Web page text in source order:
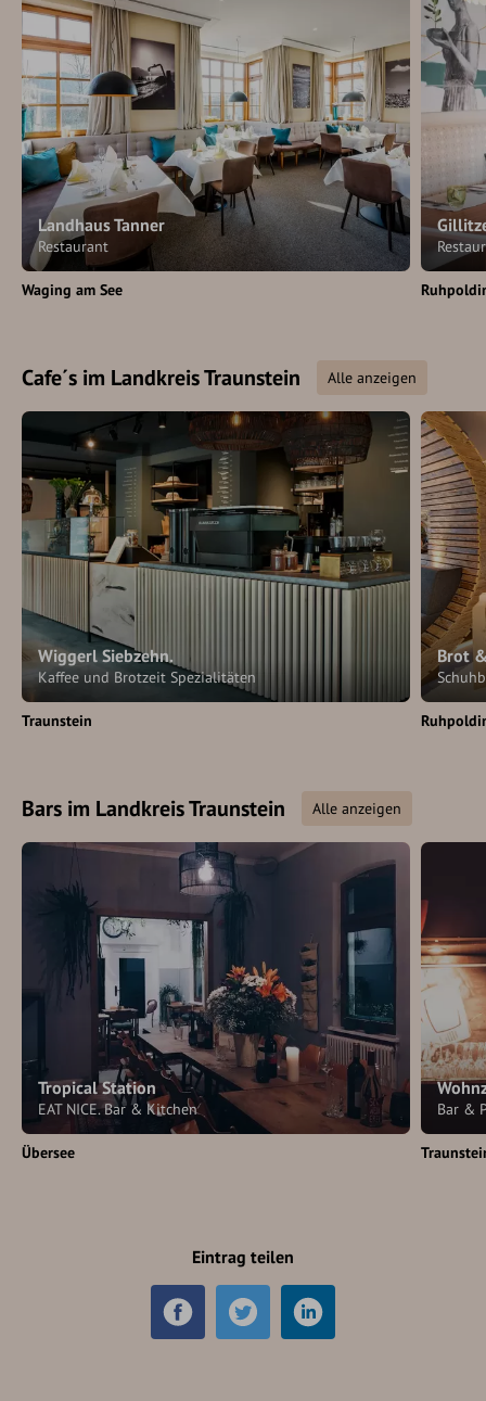
Landhaus Tanner
Restaurant
Waging am See
Cafe´s im Landkreis Traunstein Alle anzeigen
Wiggerl Siebzehn.
Kaffee und Brotzeit Spezialitäten
Traunstein
Brot
Bars im Landkreis Traunstein Alle anzeigen
Tropical Station
EAT NICE. Bar & Kitchen
Übersee
Bar &
Eintrag teilen